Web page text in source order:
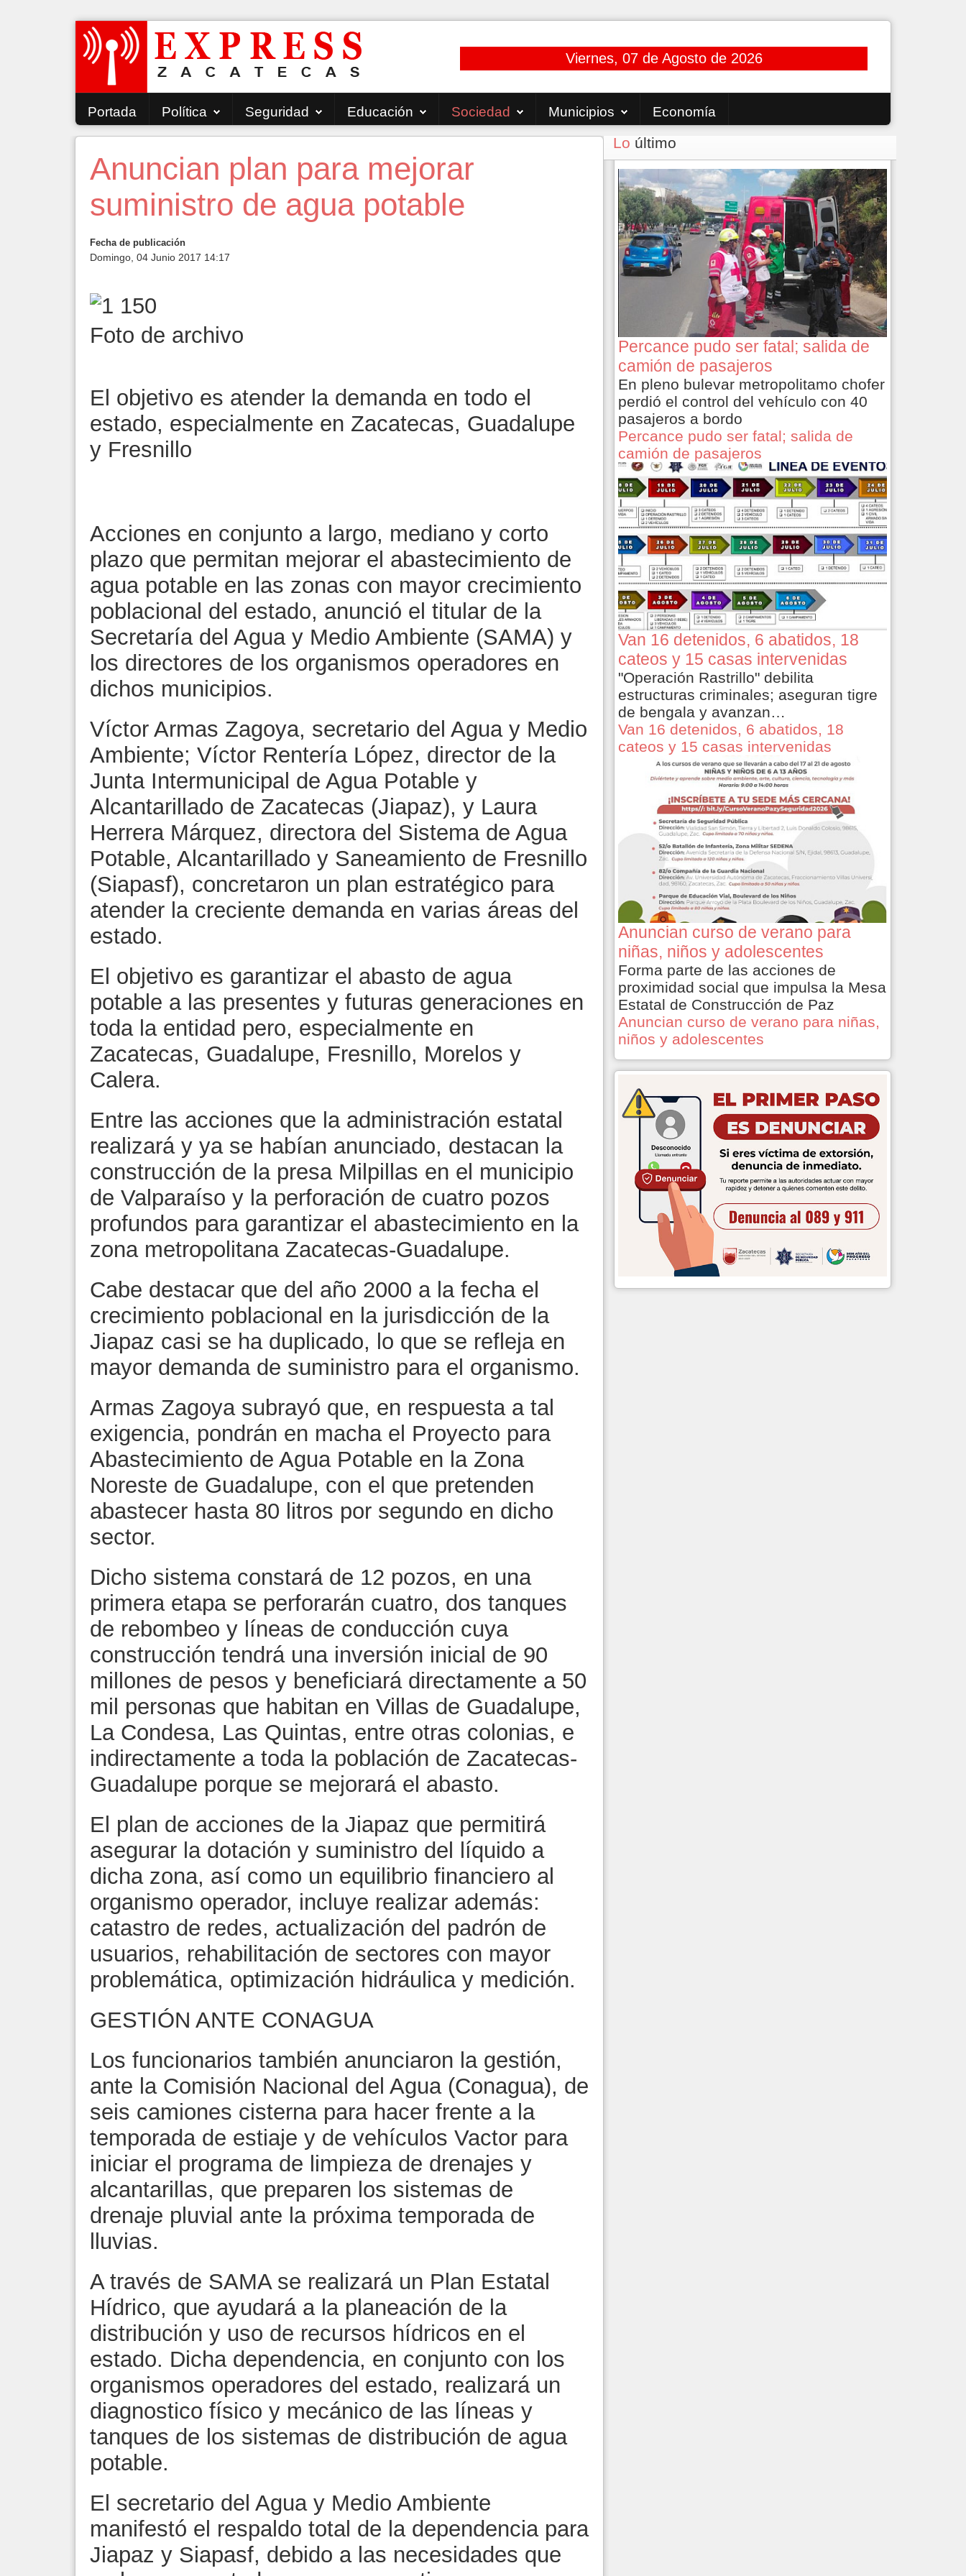
Viernes, 07 de Agosto de 2026
Portada Política Seguridad Educación Sociedad Municipios Economía
Anuncian plan para mejorar
suministro de agua potable
Fecha de publicación
Domingo, 04 Junio 2017 14:17
Foto de archivo
El objetivo es atender la demanda en todo el
estado, especialmente en Zacatecas, Guadalupe
y Fresnillo
Acciones en conjunto a largo, mediano y corto
plazo que permitan mejorar el abastecimiento de
agua potable en las zonas con mayor crecimiento
poblacional del estado, anunció el titular de la
Secretaría del Agua y Medio Ambiente (SAMA) y
los directores de los organismos operadores en
dichos municipios.
Víctor Armas Zagoya, secretario del Agua y Medio
Ambiente; Víctor Rentería López, director de la
Junta Intermunicipal de Agua Potable y
Alcantarillado de Zacatecas (Jiapaz), y Laura
Herrera Márquez, directora del Sistema de Agua
Potable, Alcantarillado y Saneamiento de Fresnillo
(Siapasf), concretaron un plan estratégico para
atender la creciente demanda en varias áreas del
estado.
El objetivo es garantizar el abasto de agua
potable a las presentes y futuras generaciones en
toda la entidad pero, especialmente en
Zacatecas, Guadalupe, Fresnillo, Morelos y
Calera.
Entre las acciones que la administración estatal
realizará y ya se habían anunciado, destacan la
construcción de la presa Milpillas en el municipio
de Valparaíso y la perforación de cuatro pozos
profundos para garantizar el abastecimiento en la
zona metropolitana Zacatecas-Guadalupe.
Cabe destacar que del año 2000 a la fecha el
crecimiento poblacional en la jurisdicción de la
Jiapaz casi se ha duplicado, lo que se refleja en
mayor demanda de suministro para el organismo.
Armas Zagoya subrayó que, en respuesta a tal
exigencia, pondrán en macha el Proyecto para
Abastecimiento de Agua Potable en la Zona
Noreste de Guadalupe, con el que pretenden
abastecer hasta 80 litros por segundo en dicho
sector.
Dicho sistema constará de 12 pozos, en una
primera etapa se perforarán cuatro, dos tanques
de rebombeo y líneas de conducción cuya
construcción tendrá una inversión inicial de 90
millones de pesos y beneficiará directamente a 50
mil personas que habitan en Villas de Guadalupe,
La Condesa, Las Quintas, entre otras colonias, e
indirectamente a toda la población de Zacatecas-
Guadalupe porque se mejorará el abasto.
El plan de acciones de la Jiapaz que permitirá
asegurar la dotación y suministro del líquido a
dicha zona, así como un equilibrio financiero al
organismo operador, incluye realizar además:
catastro de redes, actualización del padrón de
usuarios, rehabilitación de sectores con mayor
problemática, optimización hidráulica y medición.
GESTIÓN ANTE CONAGUA
Los funcionarios también anunciaron la gestión,
ante la Comisión Nacional del Agua (Conagua), de
seis camiones cisterna para hacer frente a la
temporada de estiaje y de vehículos Vactor para
iniciar el programa de limpieza de drenajes y
alcantarillas, que preparen los sistemas de
drenaje pluvial ante la próxima temporada de
lluvias.
A través de SAMA se realizará un Plan Estatal
Hídrico, que ayudará a la planeación de la
distribución y uso de recursos hídricos en el
estado. Dicha dependencia, en conjunto con los
organismos operadores del estado, realizará un
diagnostico físico y mecánico de las líneas y
tanques de los sistemas de distribución de agua
potable.
El secretario del Agua y Medio Ambiente
manifestó el respaldo total de la dependencia para
Jiapaz y Siapasf, debido a las necesidades que
Lo último
Percance pudo ser fatal; salida de
camión de pasajeros
En pleno bulevar metropolitamo chofer
perdió el control del vehículo con 40
pasajeros a bordo
Percance pudo ser fatal; salida de
camión de pasajeros
Van 16 detenidos, 6 abatidos, 18
cateos y 15 casas intervenidas
"Operación Rastrillo" debilita
estructuras criminales; aseguran tigre
de bengala y avanzan…
Van 16 detenidos, 6 abatidos, 18
cateos y 15 casas intervenidas
Anuncian curso de verano para
niñas, niños y adolescentes
Forma parte de las acciones de
proximidad social que impulsa la Mesa
Estatal de Construcción de Paz
Anuncian curso de verano para niñas,
niños y adolescentes